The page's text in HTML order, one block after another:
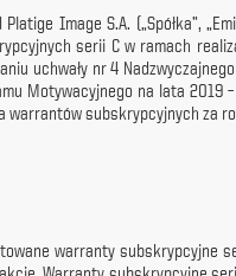
przez
Warszawie
Platige Image S.A. („Spółka”,
serii C w ramach
uchwały nr 4
Motywacyjnego na lata 2019
warrantów subskrypcyjnych za
warranty subskrypcyjne